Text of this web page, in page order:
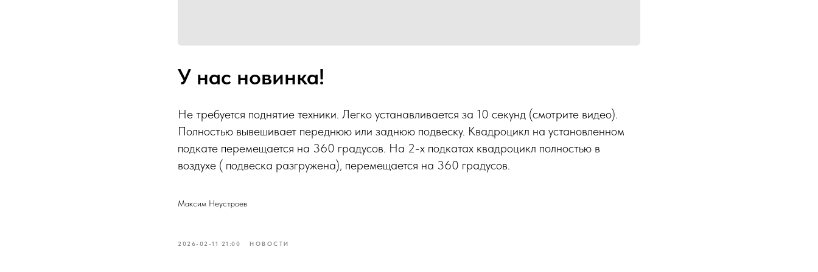
У нас новинка!
Не требуется поднятие техники. Легко устанавливается за 10 секунд (смотрите видео).
Полностью вывешивает переднюю или заднюю подвеску. Квадроцикл на установленном
подкате перемещается на 360 градусов. На 2-х подкатах квадроцикл полностью в
воздухе ( подвеска разгружена), перемещается на 360 градусов.
Максим Неустроев
2026-02-11 21:00 НОВОСТИ